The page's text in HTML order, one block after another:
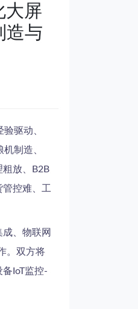
大屏
造与
驱动、
制造、
放、B2B
控难、工
、物联网
。双方将
IoT监控-